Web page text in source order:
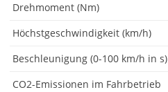
Drehmoment (Nm)
Höchstgeschwindigkeit (km/h)
Beschleunigung (0-100 km/h in s)
CO2-Emissionen im Fahrbetrieb